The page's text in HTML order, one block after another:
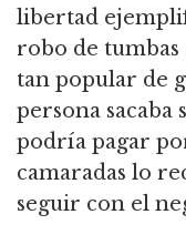
libertad
robo de
tan popular de
persona
podría pagar
camaradas lo
seguir con el